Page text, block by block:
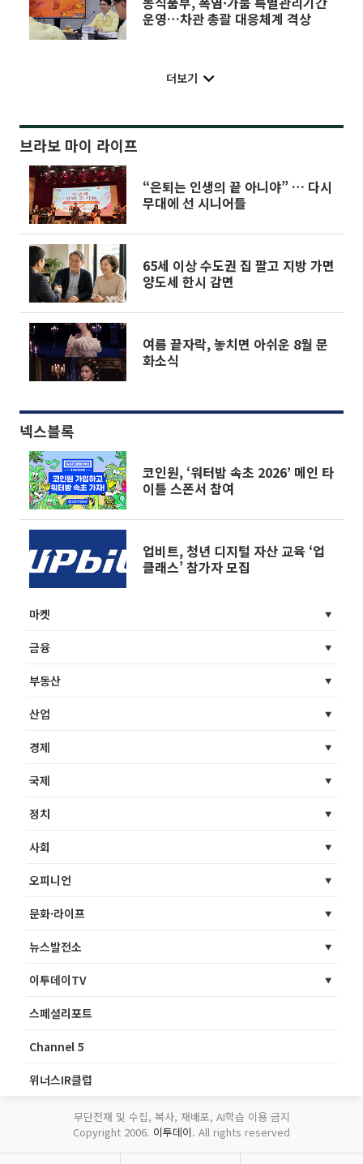
운영…차관 총괄 대응체계 격상
더보기
브라보 마이 라이프
“은퇴는 인생의 끝 아니야” … 다시
무대에 선 시니어들
65세 이상 수도권 집 팔고 지방 가면
양도세 한시 감면
여름 끝자락, 놓치면 아쉬운 8월 문
화소식
넥스블록
코인원, ‘워터밤 속초 2026’ 메인 타
이틀 스폰서 참여
업비트, 청년 디지털 자산 교육 ‘업
클래스’ 참가자 모집
마켓
금융
부동산
산업
경제
국제
정치
사회
오피니언
문화·라이프
뉴스발전소
이투데이TV
스페셜리포트
Channel 5
위너스IR클럽
무단전재 및 수집, 복사, 재배포, AI학습 이용 금지
Copyright 2006. 이투데이. All rights reserved